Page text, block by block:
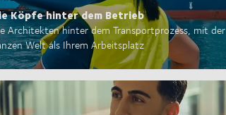
Köpfe hinter dem Betrieb
Architekten hinter dem Transportprozess, mit der
Welt als Ihrem Arbeitsplatz